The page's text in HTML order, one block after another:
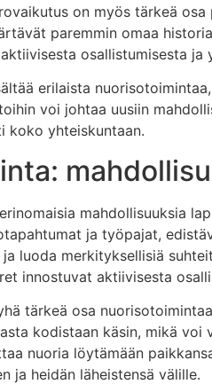
on myös tärkeä
paremmin omaa
osallistumisesta
erilaista
voi johtaa uusiin
koko yhteiskuntaan.
mahdollisuuksia
ja työpajat,
luoda merkityksellisiä
innostuvat aktiivisesta
tärkeä osa
kodistaan käsin, mikä voi
nuoria löytämään
ja heidän läheistensä välille.